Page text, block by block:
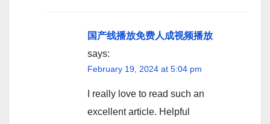
国产线播放免费人成视频播放
says:
February 19, 2024 at 5:04 pm
I really love to read such an
excellent article. Helpful